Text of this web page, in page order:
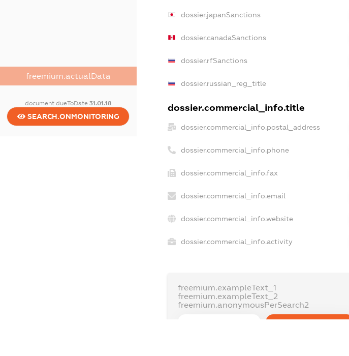
freemium.actualData
document.dueToDate 31.01.18
SEARCH.ONMONITORING
dossier.japanSanctions
dossier.canadaSanctions
dossier.rfSanctions
dossier.russian_reg_title
dossier.commercial_info.title
dossier.commercial_info.postal_address
dossier.commercial_info.phone
dossier.commercial_info.fax
dossier.commercial_info.email
dossier.commercial_info.website
dossier.commercial_info.activity
freemium.exampleText_1
freemium.exampleText_2
freemium.anonymousPerSearch2
FREEMIUM.REGISTER